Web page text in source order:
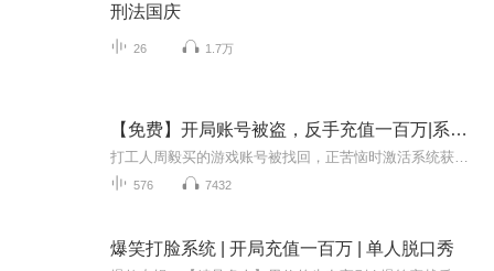
刑法国庆
26 1.7万
【免费】开局账号被盗，反手充值一百万|系统流|网游
576 7432
爆笑打脸系统 | 开局充值一百万 | 单人脱口秀